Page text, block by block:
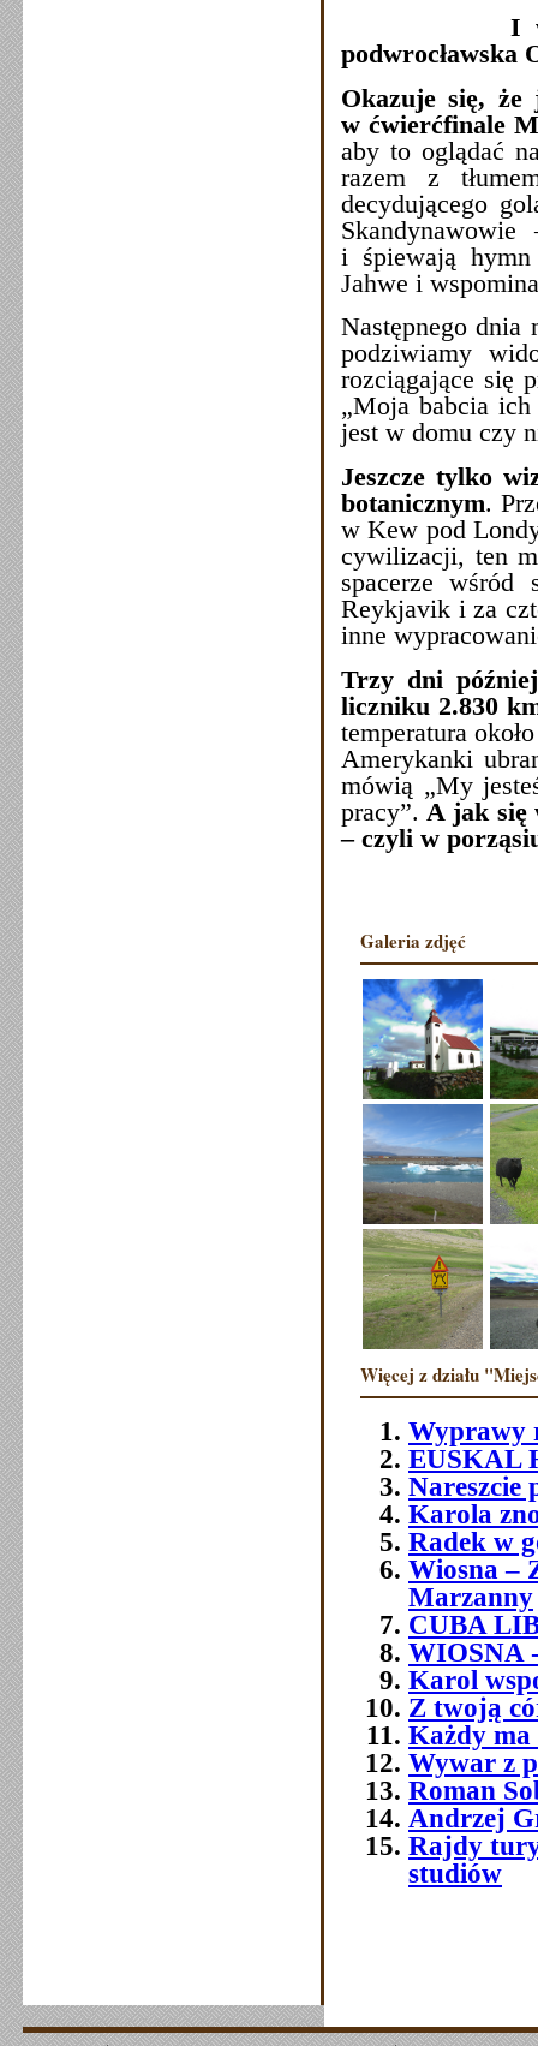
I
podwrocławska
Okazuje się,
w ćwierćfinale
aby to oglądać
razem z
decydującego
i śpiewają
Jahwe i
Następnego dnia
podziwiamy
rozciągające się
„Moja babcia
jest w domu czy
Jeszcze tylko
botanicznym.
w Kew pod
cywilizacji, ten
spacerze
Reykjavik i za
inne
Trzy dni
liczniku 2.830
temperatura
Amerykanki
mówią „My
pracy”. A jak się
– czyli w
Galeria zdjęć
Więcej z działu
Wyprawy
EUSKAL
Nareszcie
Karola
Radek w
Wiosna –
Marzanny
CUBA
WIOSNA
Karol
Z twoją
Każdy ma
Wywar z
Roman
Andrzej
Rajdy
studiów